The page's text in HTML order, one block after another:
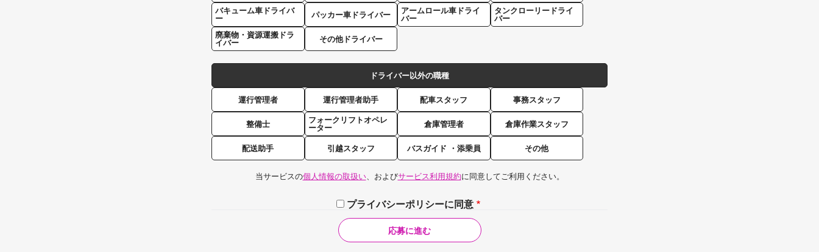
バキューム車ドライバ
ー
パッカー車ドライバー
アームロール車ドライ
バー
タンクローリードライ
バー
廃棄物・資源運搬ドラ
イバー
その他ドライバー
ドライバー以外の職種
運行管理者 運行管理者助手 配車スタッフ 事務スタッフ
整備士
フォークリフトオペレ
ーター
倉庫管理者 倉庫作業スタッフ
配送助手 引越スタッフ バスガイド ・添乗員 その他
当サービスの個人情報の取扱い、およびサービス利用規約に同意してご利用ください。
プライバシーポリシーに同意